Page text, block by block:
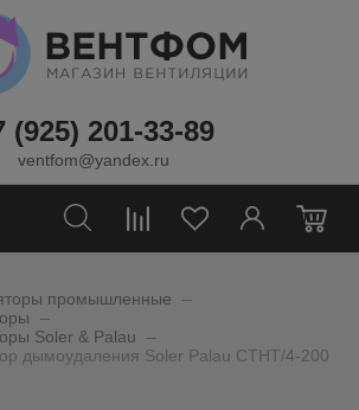
(925) 201-33-89
ventfom@yandex.ru
0
промышленные
_
Soler & Palau
дымоудаления Soler Palau CTHT/4-200